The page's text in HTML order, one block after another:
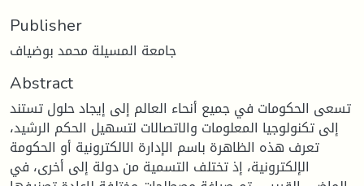
Publisher
جامعة المسيلة محمد بوضياف
Abstract
تسعى الحكومات في جميع أنحاء العالم إلى إيجاد حلول تستند
إلى تكنولوجيا المعلومات والاتصالات لتسهيل الحكم الرشيد،
تعرف هذه الظاهرة باسم الإدارة الالكترونية أو الحكومة
الإلكترونية، إذ تختلف التسمية من دولة إلى أخرى، في